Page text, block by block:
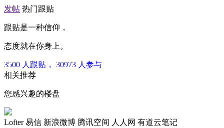
发帖 热门跟贴
跟贴是一种信仰，
态度就在你身上。
3500 人跟贴， 30973 人参与
相关推荐
您感兴趣的楼盘
Lofter 易信 新浪微博 腾讯空间 人人网 有道云笔记